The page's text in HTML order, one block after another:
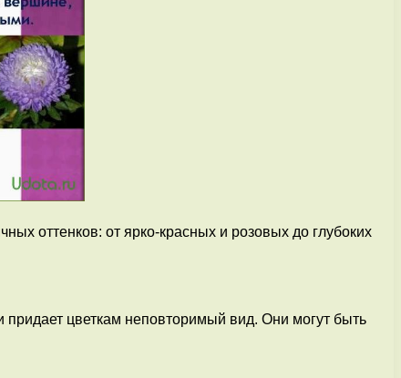
оттенков: от ярко-красных и розовых до глубоких
цветкам неповторимый вид. Они могут быть